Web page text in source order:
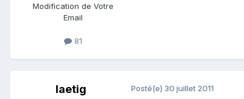
Modification de Votre
Email
81
laetig Posté(e) 30 juillet 2011